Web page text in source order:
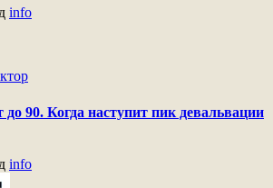
info
90. Когда наступит пик девальвации
info